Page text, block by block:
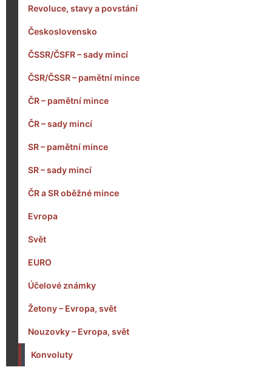
Revoluce, stavy a povstání
Československo
ČSSR/ČSFR – sady mincí
ČSR/ČSSR – pamětní mince
ČR – pamětní mince
ČR – sady mincí
SR – pamětní mince
SR – sady mincí
ČR a SR oběžné mince
Evropa
Svět
EURO
Účelové známky
Žetony – Evropa, svět
Nouzovky – Evropa, svět
Konvoluty